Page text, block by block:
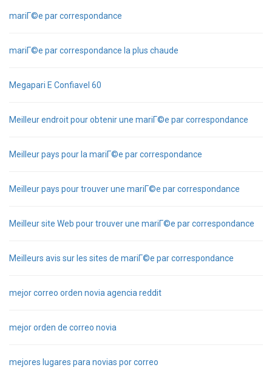
mariГ©e par correspondance
mariГ©e par correspondance la plus chaude
Megapari E Confiavel 60
Meilleur endroit pour obtenir une mariГ©e par correspondance
Meilleur pays pour la mariГ©e par correspondance
Meilleur pays pour trouver une mariГ©e par correspondance
Meilleur site Web pour trouver une mariГ©e par correspondance
Meilleurs avis sur les sites de mariГ©e par correspondance
mejor correo orden novia agencia reddit
mejor orden de correo novia
mejores lugares para novias por correo